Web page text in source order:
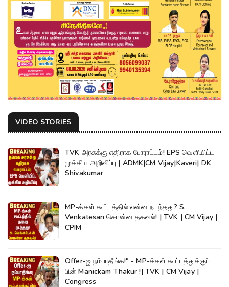
VIDEO STORIES
TVK அரசுக்கு எதிராக போராட்டம்! EPS வெளியிட்ட
முக்கிய அறிவிப்பு | ADMK|CM Vijay|Kaveri| DK
Shivakumar
MP-க்கள் கூட்டத்தில் என்ன நடந்தது? S.
Venkatesan சொன்ன தகவல்! | TVK | CM Vijay |
CPIM
Offer-ஐ நம்பாதீங்க!" - MP-க்கள் கூட்டத்துக்குப்
பின் Manickam Thakur !| TVK | CM Vijay |
Congress